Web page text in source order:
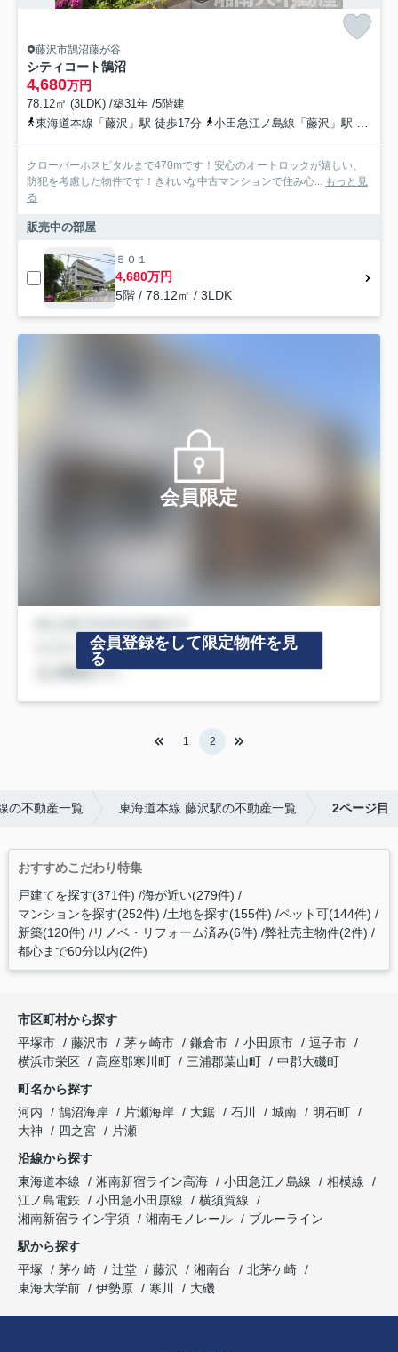
藤沢市鵠沼藤が谷
シティコート鵠沼
4,680万円
78.12㎡ (3LDK) /築31年 /5階建
東海道本線「藤沢」駅 徒歩17分
小田急江ノ島線「藤沢」駅 徒歩17分
クローバーホスピタルまで470mです！安心のオートロックが嬉しい、
防犯を考慮した物件です！きれいな中古マンションで住み心... もっと見
る
販売中の部屋
５０１
4,680万円
5階 / 78.12㎡ / 3LDK
会員限定
会員登録をして限定物件を見
る
1 2
の不動産一覧 東海道本線 藤沢駅の不動産一覧 2ページ目
おすすめこだわり特集
戸建てを探す(371件) 海が近い(279件)
マンションを探す(252件) 土地を探す(155件) ペット可(144件)
新築(120件) リノベ・リフォーム済み(6件) 弊社売主物件(2件)
都心まで60分以内(2件)
市区町村から探す
平塚市
藤沢市 茅ヶ崎市 鎌倉市 小田原市
逗子市
横浜市栄区
高座郡寒川町 三浦郡葉山町
中郡大磯町
町名から探す
河内
鵠沼海岸 片瀬海岸 大鋸 石川 城南
明石町
大神
四之宮
片瀬
沿線から探す
東海道本線
湘南新宿ライン高海 小田急江ノ島線
相模線
江ノ島電鉄
小田急小田原線
横須賀線
湘南新宿ライン宇須
湘南モノレール
ブルーライン
駅から探す
平塚
茅ケ崎 辻堂 藤沢 湘南台
北茅ケ崎
東海大学前
伊勢原 寒川 大磯